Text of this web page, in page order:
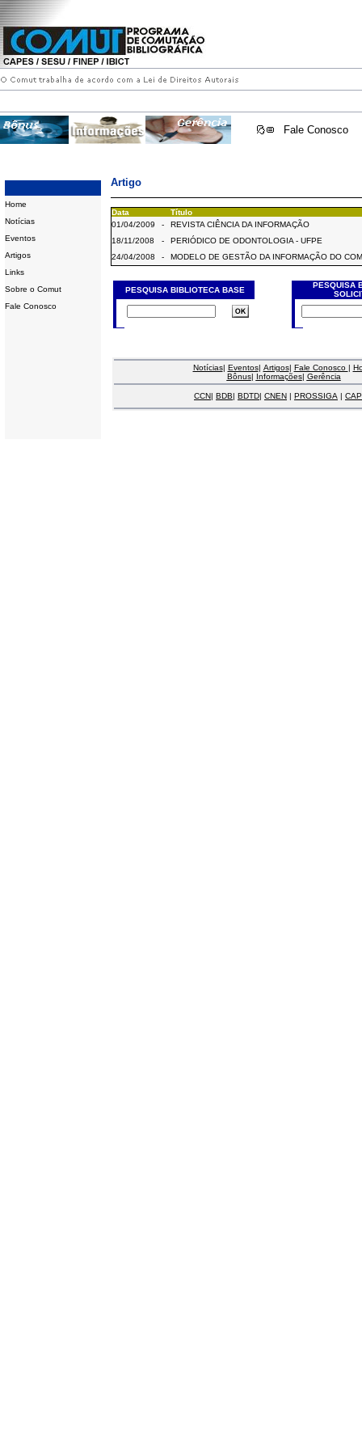
Fale Conosco
Home
Notícias
Eventos
Artigos
Links
Sobre o Comut
Fale Conosco
Artigo
Data
Título
01/04/2009
-
REVISTA CIÊNCIA DA INFORMAÇÃO
18/11/2008
-
PERIÓDICO DE ODONTOLOGIA - UFPE
24/04/2008
- MODELO DE GESTÃO DA INFORMAÇÃO DO
PESQUISA BIBLIOTECA BASE
PESQUISA
Notícias| Eventos| Artigos| Fale Conosco |
Bônus| Informações| Gerência
CCN| BDB| BDTD| CNEN | PROSSIGA |